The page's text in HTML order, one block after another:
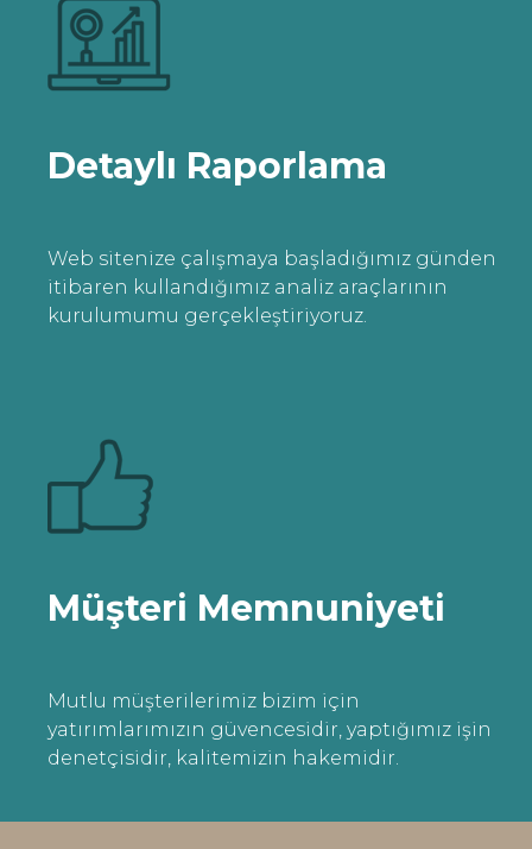
Detaylı Raporlama
Web sitenize çalışmaya başladığımız günden
itibaren kullandığımız analiz araçlarının
kurulumumu gerçekleştiriyoruz.
Müşteri Memnuniyeti
Mutlu müşterilerimiz bizim için
yatırımlarımızın güvencesidir, yaptığımız işin
denetçisidir, kalitemizin hakemidir.